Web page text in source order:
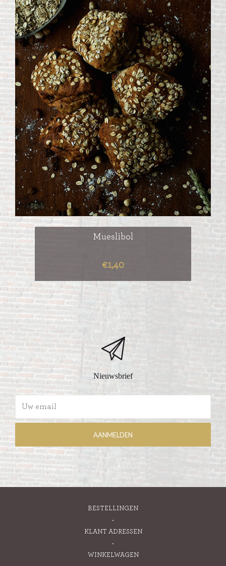
Mueslibol
€1,40
Nieuwsbrief
BESTELLINGEN
KLANT ADRESSEN
WINKELWAGEN